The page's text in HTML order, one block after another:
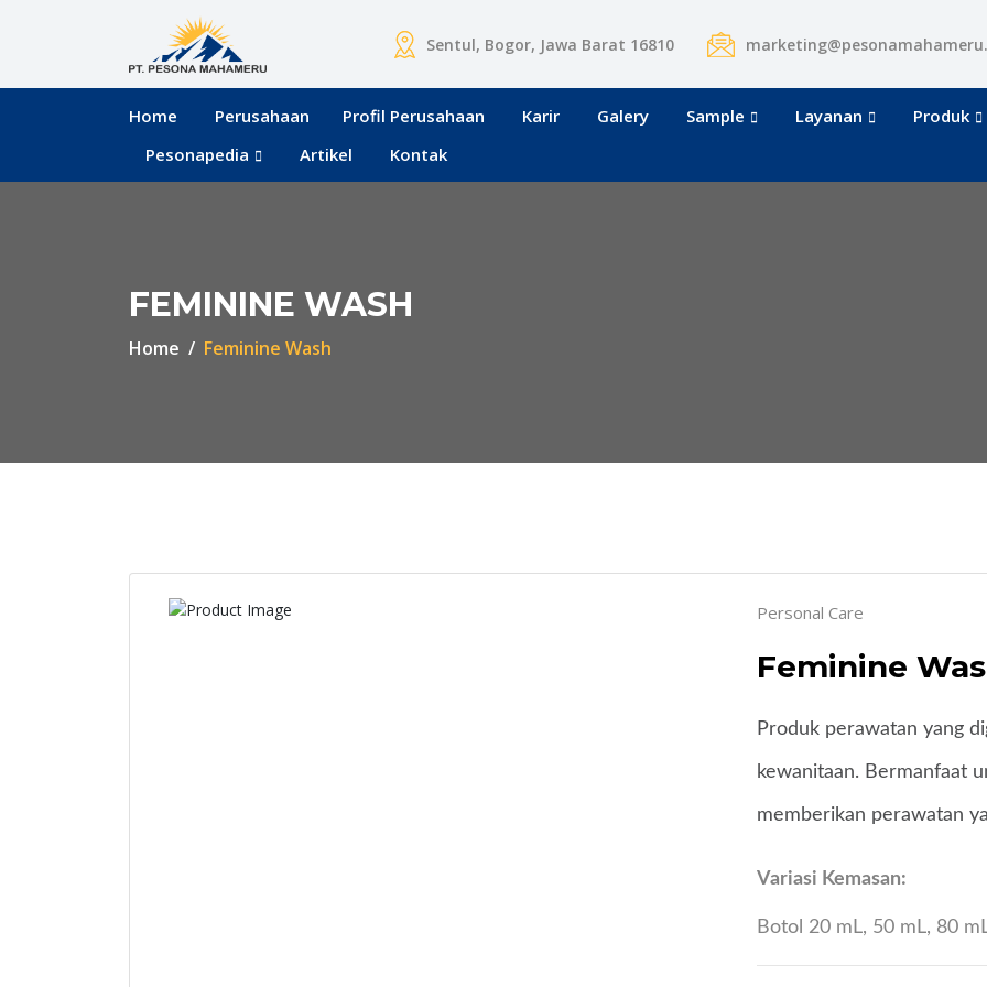
Sentul, Bogor, Jawa Barat 16810
Home Perusahaan Profil Perusahaan Karir Galery Sample Layanan
Produk
Pesonapedia
Artikel Kontak
FEMININE WASH
Home Feminine Wash
Personal Care
Feminine
Produk perawatan yang
kewanitaan. Bermanfaat
memberikan perawatan
Variasi Kemasan:
Botol 20 mL, 50 mL, 80